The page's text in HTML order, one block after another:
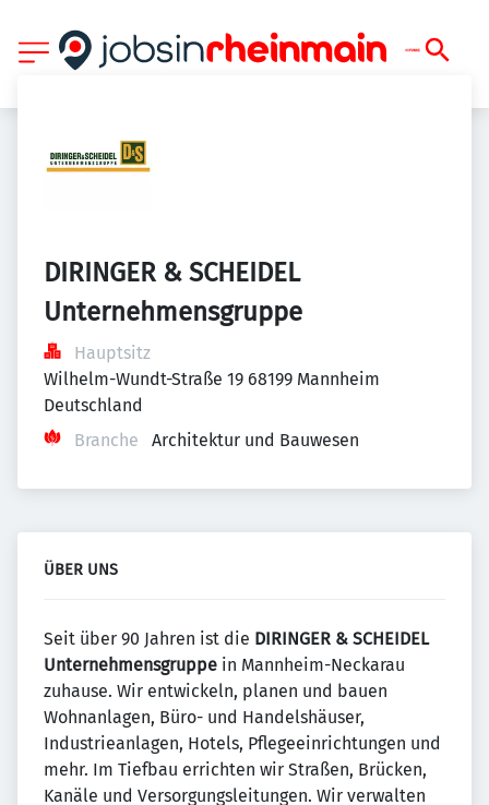
DIRINGER & SCHEIDEL
Unternehmensgruppe
Hauptsitz
Wilhelm-Wundt-Straße 19 68199 Mannheim
Deutschland
Branche
Architektur und Bauwesen
ÜBER UNS
Seit über 90 Jahren ist die DIRINGER & SCHEIDEL
Unternehmensgruppe in Mannheim-Neckarau
zuhause. Wir entwickeln, planen und bauen
Wohnanlagen, Büro- und Handelshäuser,
Industrieanlagen, Hotels, Pflegeeinrichtungen und
mehr. Im Tiefbau errichten wir Straßen, Brücken,
Kanäle und Versorgungsleitungen. Wir verwalten